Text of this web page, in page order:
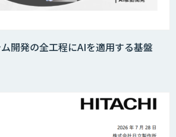
Acompany セキュアチャット
開発の全工程にAIを適用する基盤